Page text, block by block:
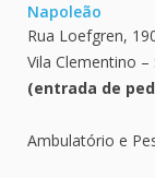
Napoleão
Rua Loefgren,
Vila Clementino –
(entrada de
Ambulatório e